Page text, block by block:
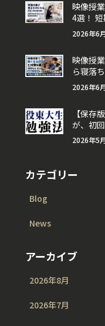
映像授
4選！
2026年6
映像授
ら寝落
2026年6
【保存
が、初
2026年5
カテゴリー
Blog
News
アーカイブ
2026年8月
2026年7月